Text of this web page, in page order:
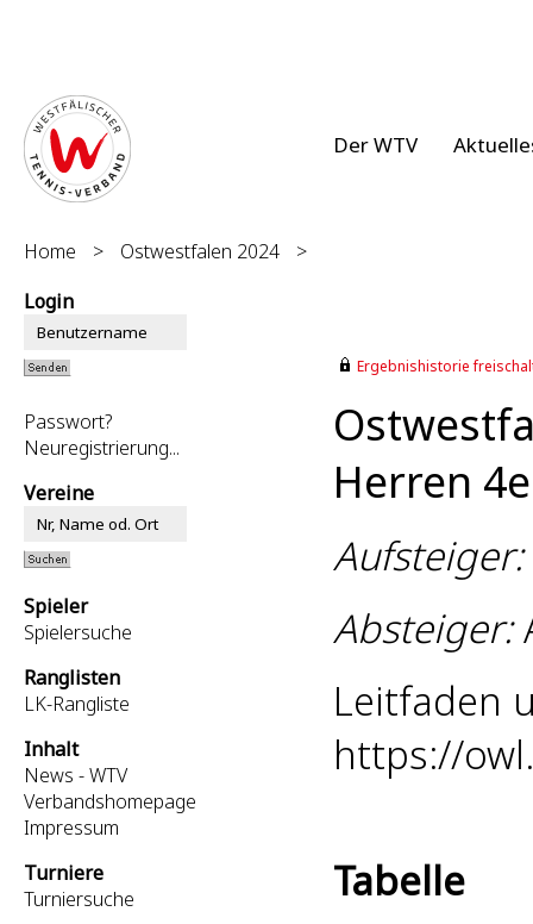
Der WTV
Home > Ostwestfalen 2024
>
Login
Passwort?
Neuregistrierung...
Vereine
Spieler
Spielersuche
Ranglisten
LK-Rangliste
Inhalt
News - WTV
Verbandshomepage
Impressum
Turniere
Turniersuche
Ergebnishistorie
Herren
Aufsteiger:
Absteiger:
Leitfaden
https://
Tabelle